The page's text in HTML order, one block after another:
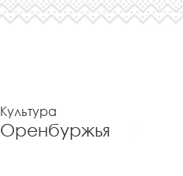
Культура
Оренбуржья